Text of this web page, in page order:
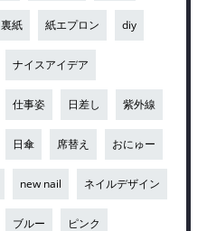
裏紙 紙エプロン diy
ナイスアイデア
仕事姿 日差し 紫外線
日傘 席替え おにゅー
new nail ネイルデザイン
ブルー ピンク